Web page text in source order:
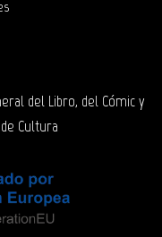
del Libro, del Cómic y
Cultura